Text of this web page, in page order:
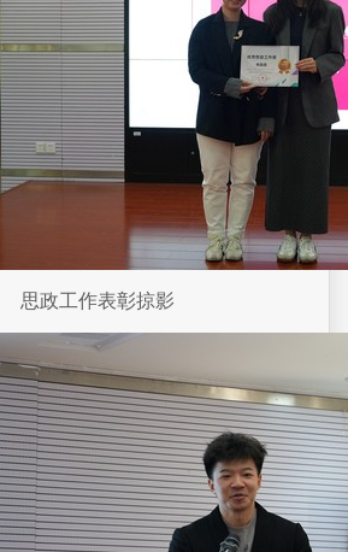
思政工作表彰掠影